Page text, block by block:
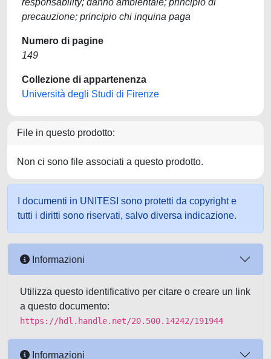
responsability; danno ambientale; principio di
precauzione; principio chi inquina paga
Numero di pagine
149
Collezione di appartenenza
Università degli Studi di Firenze
File in questo prodotto:
Non ci sono file associati a questo prodotto.
I documenti in UNITESI sono protetti da copyright e
tutti i diritti sono riservati, salvo diversa indicazione.
Informazioni
Utilizza questo identificativo per citare o creare un link
a questo documento:
https://hdl.handle.net/20.500.14242/191944
Informazioni